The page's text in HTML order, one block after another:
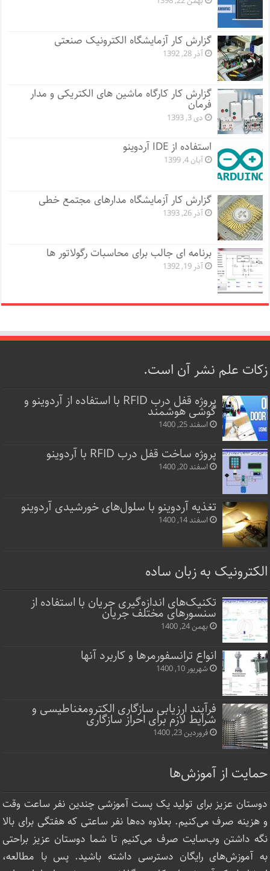
گزارش کار آزمایشگاه الکترونیک صنعتی
آذر 28, 1392
گزارش کار کارگاه ماشین های الکتریکی و مدار
فرمان
دی 3, 1393
استفاده از IDE آردوینو
آبان 4, 1399
گزارش کار آزمایشگاه مدارهای مجتمع خطی
آذر 26, 1393
برنامه ای جالب برای محاسبات رگولاتور ها
آذر 19, 1392
زکات علم نشر آن است.
پروژه قفل‌ درب RFID با استفاده از آردوینو و
گوشی هوشمند
اسفند 25, 1400
پروژه ساخت قفل‌ درب RFID با آردوینو
اسفند 20, 1400
تغذیه آردوینو با سلول‌های خورشیدی آردوینو
اسفند 14, 1400
الکترونیک به زبان ساده
تکنیک‌های اندازه‌گیری جریان با استفاده از
سنسورهای مختلف جریان
بهمن 24, 1400
انواع ترانسفورمرها و کاربرد آنها
شهریور 10, 1400
فرآیند ارزیابی سازگاری الکترومغناطیسی و
شرایط لازم برای احراز سازگاری
فروردین 23, 1400
حمایت از آموزش‌ها
دوستان عزیز برای تولید یک پست آموزشی چندین نفر ساعت‌ وقت
و هزینه صرف می‌کنیم. بعلاوه ده‌ها نفر ساعتی که هفتگی برای بالا
نگه داشتن وب‌سایت صرف ‌می‌کنیم تا شما دوستان عزیز براحتی
به آموزش‌های رایگان دسترسی داشته باشید. پس با مطالعه،